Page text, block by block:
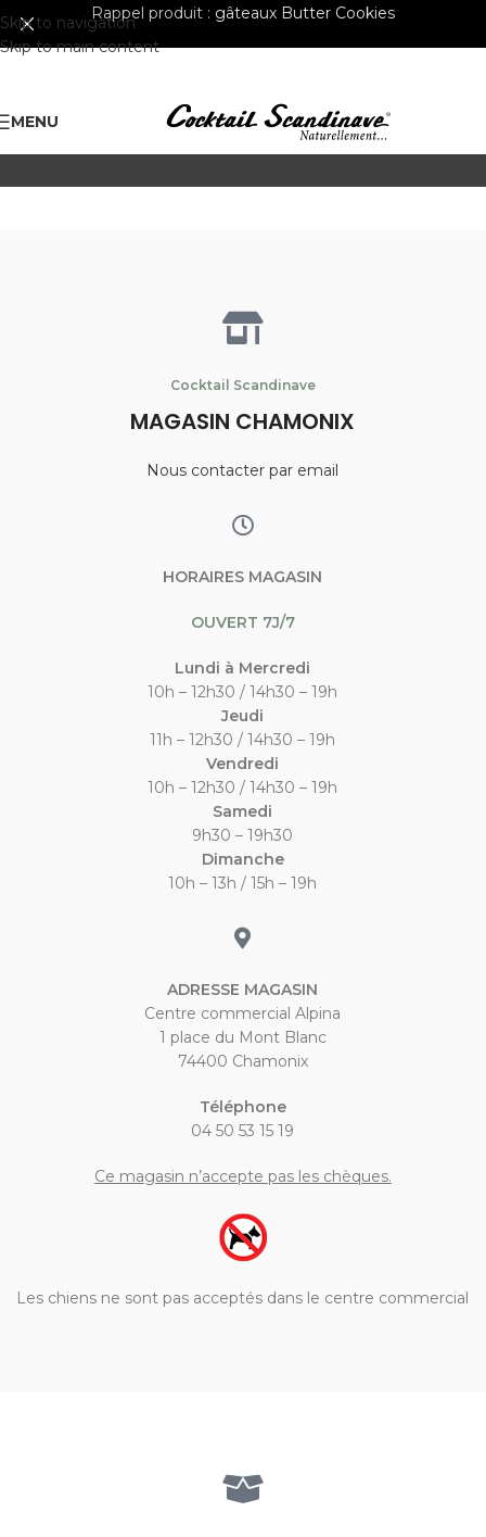
Skip to navigation
Skip to main content
Rappel produit : gâteaux Butter Cookies
MENU
Cocktail Scandinave
MAGASIN CHAMONIX
Nous contacter par email
HORAIRES MAGASIN
OUVERT 7J/7
Lundi à Mercredi
10h – 12h30 / 14h30 – 19h
Jeudi
11h – 12h30 / 14h30 – 19h
Vendredi
10h – 12h30 / 14h30 – 19h
Samedi
9h30 – 19h30
Dimanche
10h – 13h / 15h – 19h
ADRESSE MAGASIN
Centre commercial Alpina
1 place du Mont Blanc
74400 Chamonix
Téléphone
04 50 53 15 19
Ce magasin n’accepte pas les chèques.
Les chiens ne sont pas acceptés dans le centre commercial